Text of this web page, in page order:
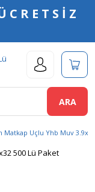
ARA
Matkap Uçlu Yhb Muv